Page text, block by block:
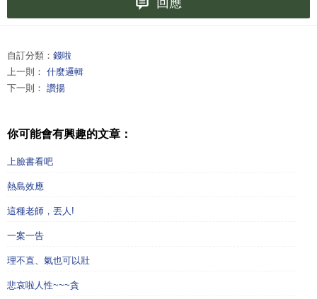
回應
自訂分類： 錢啦
上一則： 什麼邏輯
下一則： 讚揚
你可能會有興趣的文章：
上臉書看吧
熱島效應
這種老師，丟人!
一案一告
理不直、氣也可以壯
悲哀啦人性~~~貪